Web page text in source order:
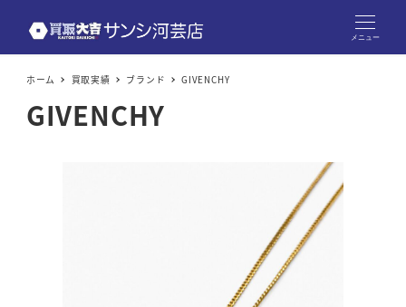
メニュー
ホーム 買取実績 ブランド GIVENCHY
GIVENCHY